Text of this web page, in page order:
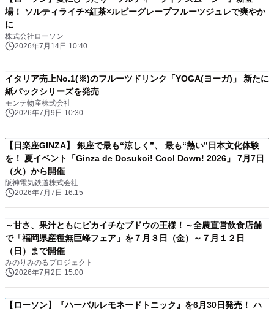
場！ ソルティライチ×紅茶×ルビーグレープフルーツジュレで爽やか
に
株式会社ローソン
2026年7月14日 10:40
イタリア売上No.1(※)のフルーツドリンク「YOGA(ヨーガ)」 新たに
紙パックシリーズを発売
モンテ物産株式会社
2026年7月9日 10:30
【日楽座GINZA】 銀座で最も“涼しく”、 最も“熱い”日本文化体験
を！ 夏イベント「Ginza de Dosukoi! Cool Down! 2026」 7月7日
（火）から開催
阪神電気鉄道株式会社
2026年7月7日 16:15
～甘さ、果汁ともにピカイチなブドウの王様！～全農直営飲食店舗
で「福岡県産種無巨峰フェア」を７月３日（金）～７月１２日
（日）まで開催
みのりみのるプロジェクト
2026年7月2日 15:00
【ローソン】『ハーバルレモネードトニック』を6月30日発売！ ハ